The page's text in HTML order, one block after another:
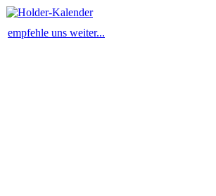
empfehle uns weiter...